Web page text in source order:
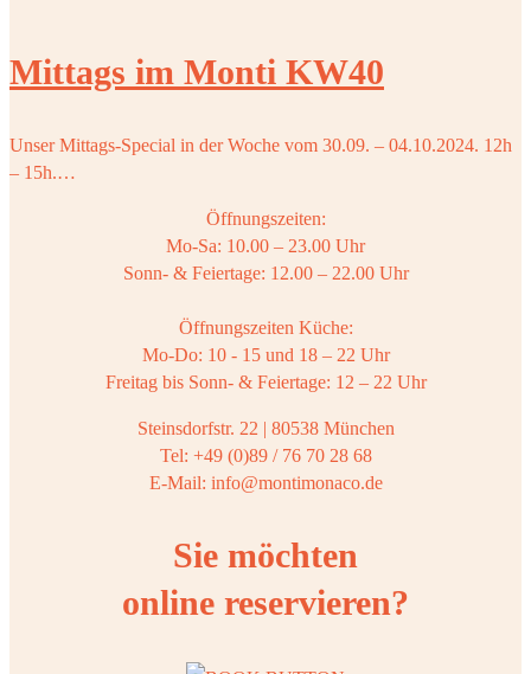
Mittags im Monti KW40
Unser Mittags-Special in der Woche vom 30.09. – 04.10.2024. 12h
– 15h.…
Öffnungszeiten:
Mo-Sa: 10.00 – 23.00 Uhr
Sonn- & Feiertage: 12.00 – 22.00 Uhr
Öffnungszeiten Küche:
Mo-Do: 10 - 15 und 18 – 22 Uhr
Freitag bis Sonn- & Feiertage: 12 – 22 Uhr
Steinsdorfstr. 22 | 80538 München
Tel: +49 (0)89 / 76 70 28 68
E-Mail: info@montimonaco.de
Sie möchten
online reservieren?